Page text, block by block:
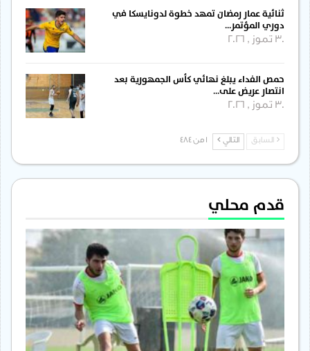
ثنائية عمار رمضان تمهد خطوة لدونايسكا في
دوري المؤتمر…
30 تموز , 2026
حمص الفداء يبلغ نهائي كأس الجمهورية بعد
انتصار عريض على…
30 تموز , 2026
السابق التالي
قدم محلي